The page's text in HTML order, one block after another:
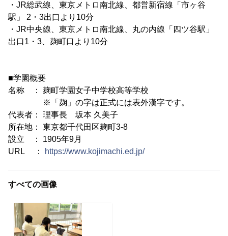
・JR総武線、東京メトロ南北線、都営新宿線「市ヶ谷
駅」 2・3出口より10分
・JR中央線、東京メトロ南北線、丸の内線「四ツ谷駅」
出口1・3、麹町口より10分
■学園概要
名称 ： 麹町学園女子中学校高等学校
※「麹」の字は正式には表外漢字です。
代表者： 理事長 坂本 久美子
所在地： 東京都千代田区麹町3-8
設立 ： 1905年9月
URL ：
https://www.kojimachi.ed.jp/
すべての画像